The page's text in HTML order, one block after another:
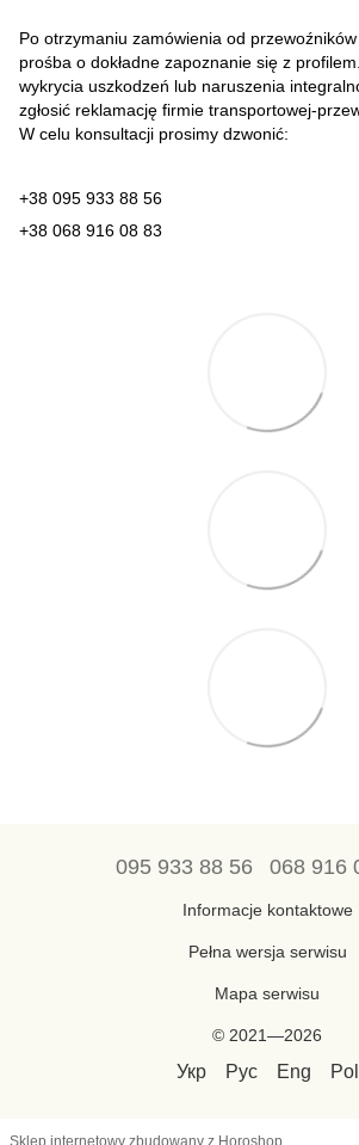
Po otrzymaniu zamówienia od
prośba o dokładne zapoznanie się z
wykrycia uszkodzeń lub naruszenia
zgłosić reklamację firmie transportowej-
W celu konsultacji prosimy dzwonić:
+38 095 933 88 56
+38 068 916 08 83
095 933 88 56 068 916
Informacje kontaktowe
Pełna wersja serwisu
Mapa serwisu
© 2021—2026
Укр Рус Eng Pol
Sklep internetowy zbudowany z Horoshop